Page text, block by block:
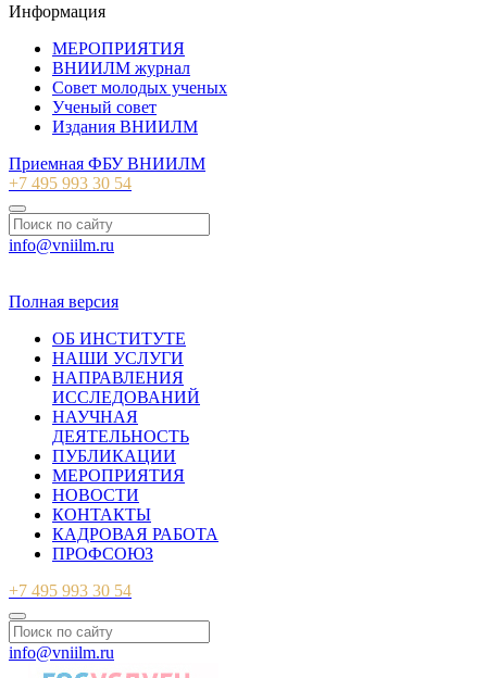
Информация
МЕРОПРИЯТИЯ
ВНИИЛМ журнал
Совет молодых ученых
Ученый совет
Издания ВНИИЛМ
Приемная ФБУ ВНИИЛМ
+7 495 993 30 54
info@vniilm.ru
Полная версия
ОБ ИНСТИТУТЕ
НАШИ УСЛУГИ
НАПРАВЛЕНИЯ
ИССЛЕДОВАНИЙ
НАУЧНАЯ
ДЕЯТЕЛЬНОСТЬ
ПУБЛИКАЦИИ
МЕРОПРИЯТИЯ
НОВОСТИ
КОНТАКТЫ
КАДРОВАЯ РАБОТА
ПРОФСОЮЗ
+7 495 993 30 54
info@vniilm.ru